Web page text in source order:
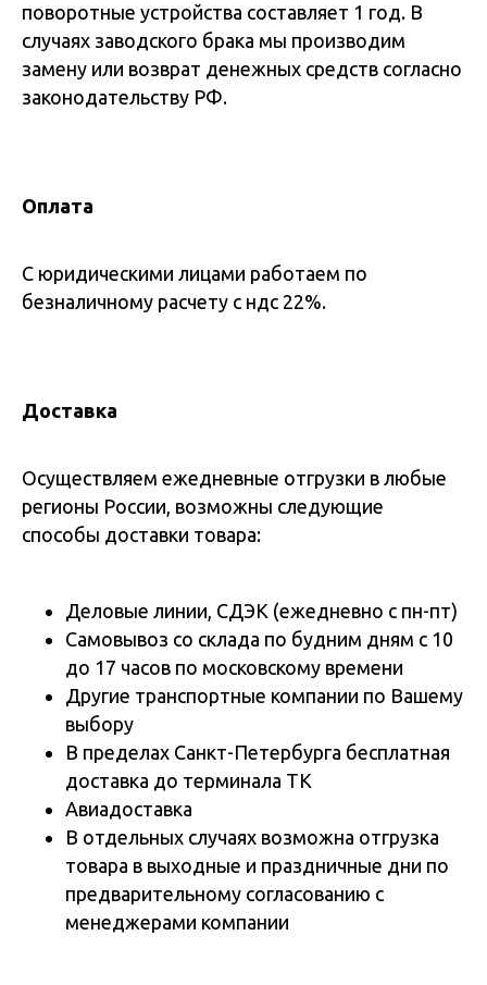
поворотные устройства составляет 1 год. В
случаях заводского брака мы производим
замену или возврат денежных средств согласно
законодательству РФ.
Оплата
С юридическими лицами работаем по
безналичному расчету с ндс 22%.
Доставка
Осуществляем ежедневные отгрузки в любые
регионы России, возможны следующие
способы доставки товара:
Деловые линии, СДЭК (ежедневно с пн-пт)
Самовывоз со склада по будним дням с 10
до 17 часов по московскому времени
Другие транспортные компании по Вашему
выбору
В пределах Санкт-Петербурга бесплатная
доставка до терминала ТК
Авиадоставка
В отдельных случаях возможна отгрузка
товара в выходные и праздничные дни по
предварительному согласованию с
менеджерами компании